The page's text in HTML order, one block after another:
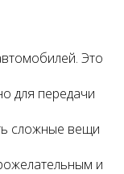
Это
для передачи
сложные вещи
и